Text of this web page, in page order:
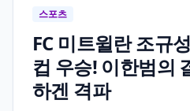
스포츠
FC 미트윌란 조규
컵 우승! 이한범의
하겐 격파